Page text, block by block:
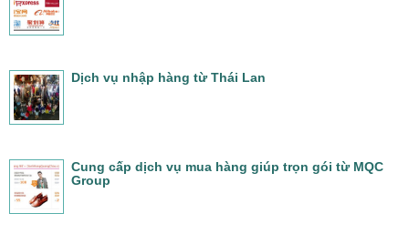
Dịch vụ nhập hàng từ Thái Lan
Cung cấp dịch vụ mua hàng giúp trọn gói từ MQC
Group